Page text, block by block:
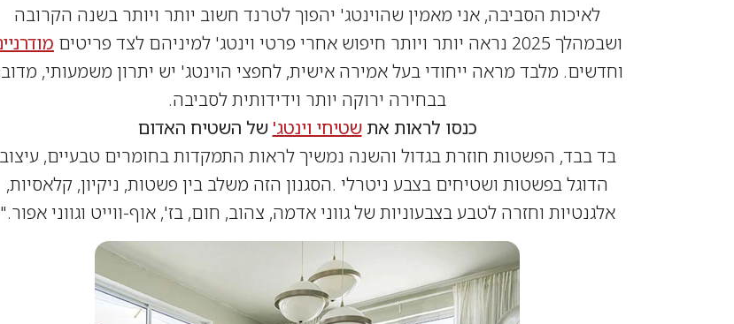
לאיכות הסביבה, אני מאמין שהוינטג' יהפוך לטרנד חשוב יותר ויותר בשנה הקרובה
ושבמהלך 2025 נראה יותר ויותר חיפוש אחרי פרטי וינטג' למיניהם לצד פריטים
וחדשים. מלבד מראה ייחודי בעל אמירה אישית, לחפצי הוינטג' יש יתרון משמעותי,
בבחירה ירוקה יותר וידידותית לסביבה.
כנסו לראות אתשטיחי וינטג' של השטיח האדום
בד בבד, הפשטות חוזרת בגדול והשנה נמשיך לראות התמקדות בחומרים טבעיים, עיצוב
הדוגל בפשטות ושטיחים בצבע ניטרלי .הסגנון הזה משלב בין פשטות, ניקיון, קלאסיות,
אלגנטיות וחזרה לטבע בצבעוניות של גווני אדמה, צהוב, חום, בז', אוף-ווייט וגווני אפור."